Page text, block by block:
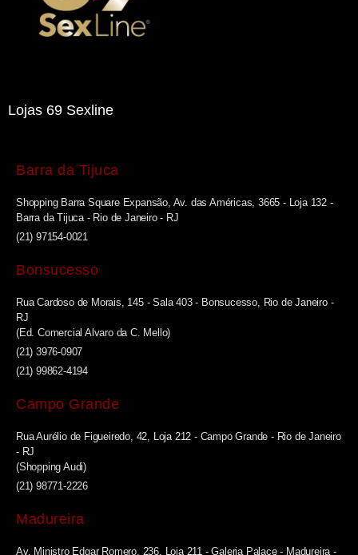
Lojas 69 Sexline
Barra da Tijuca
Shopping Barra Square Expansão, Av. das Américas, 3665 - Loja 132 -
Barra da Tijuca - Rio de Janeiro - RJ
(21) 97154-0021
Bonsucesso
Rua Cardoso de Morais, 145 - Sala 403 - Bonsucesso, Rio de Janeiro -
RJ
(Ed. Comercial Alvaro da C. Mello)
(21) 3976-0907
(21) 99862-4194
Campo Grande
Rua Aurélio de Figueiredo, 42, Loja 212 - Campo Grande - Rio de Janeiro
- RJ
(Shopping Audi)
(21) 98771-2226
Madureira
Av. Ministro Edgar Romero, 236, Loja 211 - Galeria Palace - Madureira -